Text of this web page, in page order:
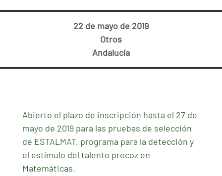
22 de mayo de 2019
Otros
Andalucía
Abierto el plazo de inscripción hasta el 27 de
mayo de 2019 para las pruebas de selección
de ESTALMAT, programa para la detección y
el estímulo del talento precoz en
Matemáticas.